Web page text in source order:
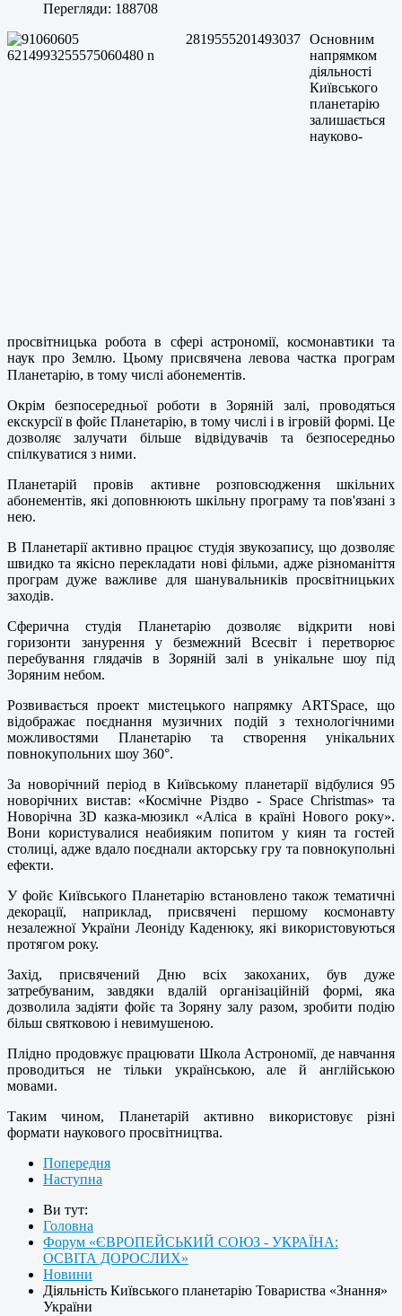
Перегляди: 188708
Основним
напрямком
діяльності
Київського
планетарію
залишається
науково-
просвітницька робота в сфері астрономії, космонавтики та
наук про Землю. Цьому присвячена левова частка програм
Планетарію, в тому числі абонементів.⠀
Окрім безпосередньої роботи в Зоряній залі, проводяться
екскурсії в фойє Планетарію, в тому числі і в ігровій формі. Це
дозволяє залучати більше відвідувачів та безпосередньо
спілкуватися з ними.
Планетарій провів активне розповсюдження шкільних
абонементів, які доповнюють шкільну програму та пов'язані з
нею.
В Планетарії активно працює студія звукозапису, що дозволяє
швидко та якісно перекладати нові фільми, адже різноманіття
програм дуже важливе для шанувальників просвітницьких
заходів.
Сферична студія Планетарію дозволяє відкрити нові
горизонти занурення у безмежний Всесвіт і перетворює
перебування глядачів в Зоряній залі в унікальне шоу під
Зоряним небом.
Розвивається проект мистецького напрямку ARTSpace, що
відображає поєднання музичних подій з технологічними
можливостями Планетарію та створення унікальних
повнокупольних шоу 360°.
За новорічний період в Київському планетарії відбулися 95
новорічних вистав: «Космічне Різдво - Space Christmas» та
Новорічна 3D казка-мюзикл «Аліса в країні Нового року».
Вони користувалися неабияким попитом у киян та гостей
столиці, адже вдало поєднали акторську гру та повнокупольні
ефекти.
У фойє Київського Планетарію встановлено також тематичні
декорації, наприклад, присвячені першому космонавту
незалежної України Леоніду Каденюку, які використовуються
протягом року.
Захід, присвячений Дню всіх закоханих, був дуже
затребуваним, завдяки вдалій організаційній формі, яка
дозволила задіяти фойє та Зоряну залу разом, зробити подію
більш святковою і невимушеною.
Плідно продовжує працювати Школа Астрономії, де навчання
проводиться не тільки українською, але й англійською
мовами.
Таким чином, Планетарій активно використовує різні
формати наукового просвітництва.
Попередня
Наступна
Ви тут:
Головна
Форум «ЄВРОПЕЙСЬКИЙ СОЮЗ - УКРАЇНА:
ОСВІТА ДОРОСЛИХ»
Новини
Діяльність Київського планетарію Товариства «Знання»
України